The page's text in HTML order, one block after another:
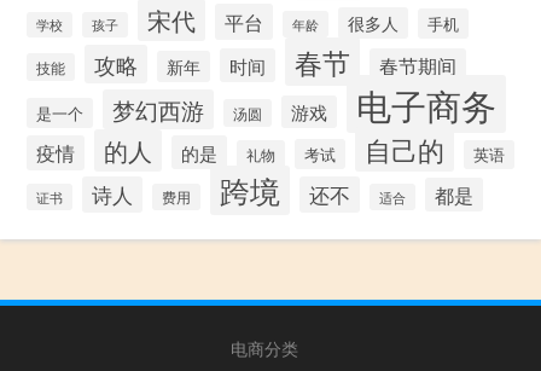
学校 孩子 宋代 平台 年龄 很多人 手机
技能 攻略 新年 时间 春节 春节期间
是一个 梦幻西游 汤圆 游戏 电子商务
疫情 的人 的是 礼物 考试 自己的 英语
证书 诗人 费用 跨境 还不 适合 都是
电商分类